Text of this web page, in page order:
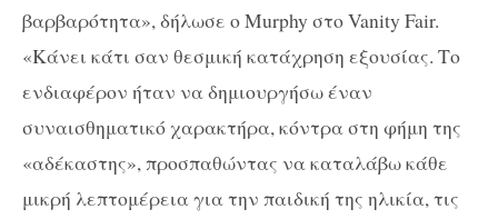
βαρβαρότητα», δήλωσε ο Murphy στο Vanity Fair.
«Κάνει κάτι σαν θεσμική κατάχρηση εξουσίας. Το
ενδιαφέρον ήταν να δημιουργήσω έναν
συναισθηματικό χαρακτήρα, κόντρα στη φήμη της
«αδέκαστης», προσπαθώντας να καταλάβω κάθε
μικρή λεπτομέρεια για την παιδική της ηλικία, τις